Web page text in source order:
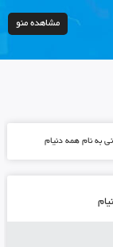
مشاهده منو
به نام همه دنیام